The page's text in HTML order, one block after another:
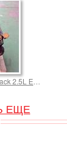
2.5L EJ25 EJ253
ЕЩЕ